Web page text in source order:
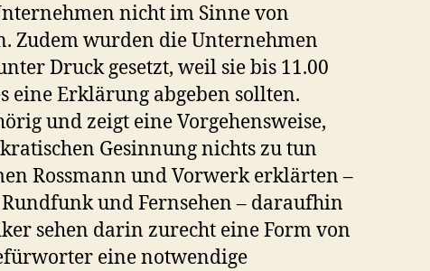
nicht im Sinne von
Zudem wurden die Unternehmen
Druck gesetzt, weil sie bis 11.00
eine Erklärung abgeben sollten.
und zeigt eine Vorgehensweise,
Gesinnung nichts zu tun
Rossmann und Vorwerk erklärten –
und Fernsehen – daraufhin
sehen darin zurecht eine Form von
eine notwendige